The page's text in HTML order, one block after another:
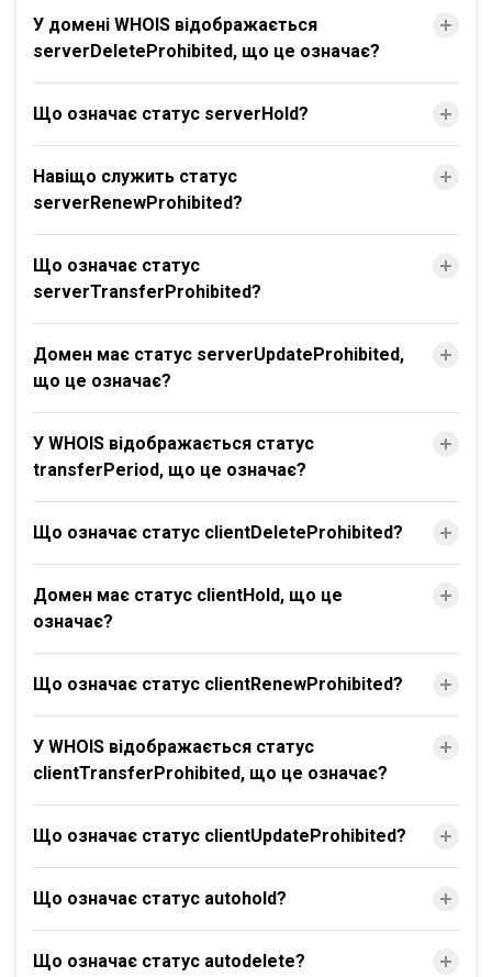
У домені WHOIS відображається
serverDeleteProhibited, що це означає?
Що означає статус serverHold?
Навіщо служить статус
serverRenewProhibited?
Що означає статус
serverTransferProhibited?
Домен має статус serverUpdateProhibited,
що це означає?
У WHOIS відображається статус
transferPeriod, що це означає?
Що означає статус clientDeleteProhibited?
Домен має статус clientHold, що це
означає?
Що означає статус clientRenewProhibited?
У WHOIS відображається статус
clientTransferProhibited, що це означає?
Що означає статус clientUpdateProhibited?
Що означає статус autohold?
Що означає статус autodelete?